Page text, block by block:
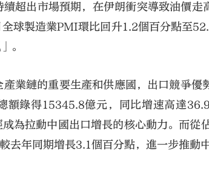
超出市場預期，在伊朗衝突導致油價
球製造業PMI環比回升1.2個百分點至
。
業鏈的重要生產和供應國，出口競爭優
額錄得15345.8億元，同比增速高達
為拉動中國出口增長的核心動力。而從
去年同期增長3.1個百分點，進一步推動